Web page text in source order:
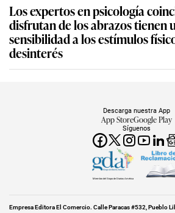
Los expertos en psicología
disfrutan de los abrazos tienen
sensibilidad a los estímulos
desinterés
Síguenos
Descarga nuestra App
App StoreGoogle Play
Miembro del Grupo de Diarios América
Empresa Editora El Comercio. Calle Paracas #532, Pueblo